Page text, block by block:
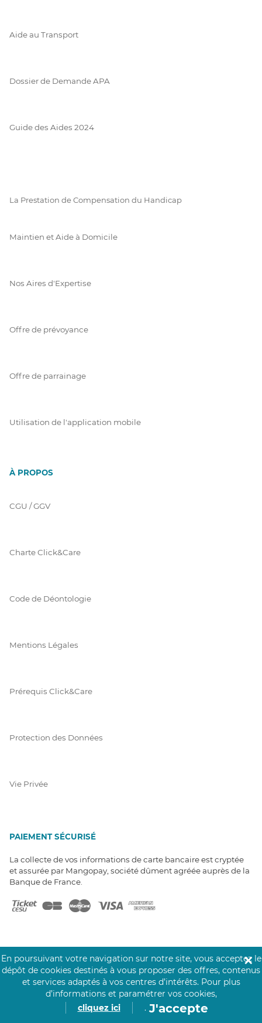
Aide au Transport
Dossier de Demande APA
Guide des Aides 2024
La Prestation de Compensation du Handicap
Maintien et Aide à Domicile
Nos Aires d'Expertise
Offre de prévoyance
Offre de parrainage
Utilisation de l'application mobile
À PROPOS
CGU / GGV
Charte Click&Care
Code de Déontologie
Mentions Légales
Prérequis Click&Care
Protection des Données
Vie Privée
PAIEMENT SÉCURISÉ
La collecte de vos informations de carte bancaire est cryptée
et assurée par Mangopay, société dûment agréée auprès de la
Banque de France.
NOS PARTENAIRES
Click&Care est soutenu par les Groupes
Caisse des Dépôts et MAIF.
En poursuivant votre navigation sur notre site, vous acceptez le
dépôt de cookies destinés à vous proposer des offres, contenus
et services adaptés à vos centres d’intérêts. Pour plus
d’informations et paramétrer vos cookies,
cliquez ici
. J'accepte
✕